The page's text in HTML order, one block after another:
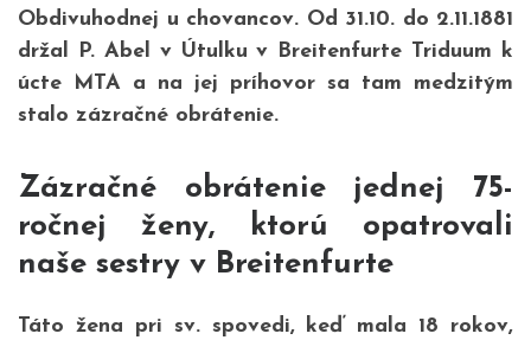
Obdivuhodnej u chovancov. Od 31.10. do 2.11.1881
držal P. Abel v Útulku v Breitenfurte Triduum k
úcte MTA a na jej príhovor sa tam medzitým
stalo zázračné obrátenie.
Zázračné obrátenie jednej 75-
ročnej ženy, ktorú opatrovali
naše sestry v Breitenfurte
Táto žena pri sv. spovedi, keď mala 18 rokov,